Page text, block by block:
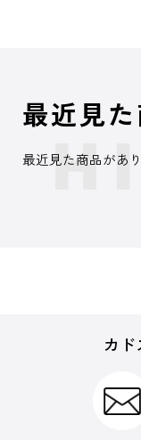
最近見
最近見た商品があり
カド